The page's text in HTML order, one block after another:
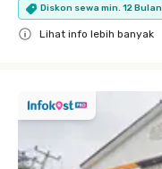
Diskon sewa min. 12 Bulan
Lihat info lebih banyak